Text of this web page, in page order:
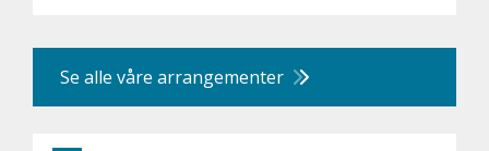
Se alle våre arrangementer